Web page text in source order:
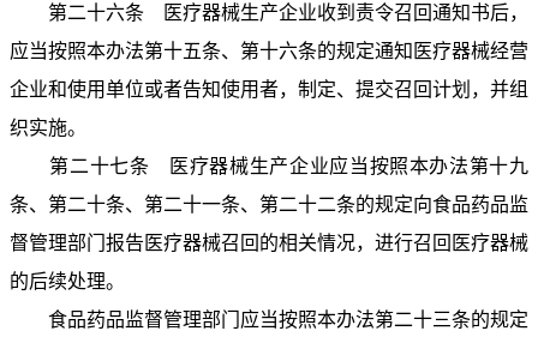
第二十六条 医疗器械生产企业收到责令召回通知书后，
应当按照本办法第十五条、第十六条的规定通知医疗器械经营
企业和使用单位或者告知使用者，制定、提交召回计划，并组
织实施。
第二十七条 医疗器械生产企业应当按照本办法第十九
条、第二十条、第二十一条、第二十二条的规定向食品药品监
督管理部门报告医疗器械召回的相关情况，进行召回医疗器械
的后续处理。
食品药品监督管理部门应当按照本办法第二十三条的规定